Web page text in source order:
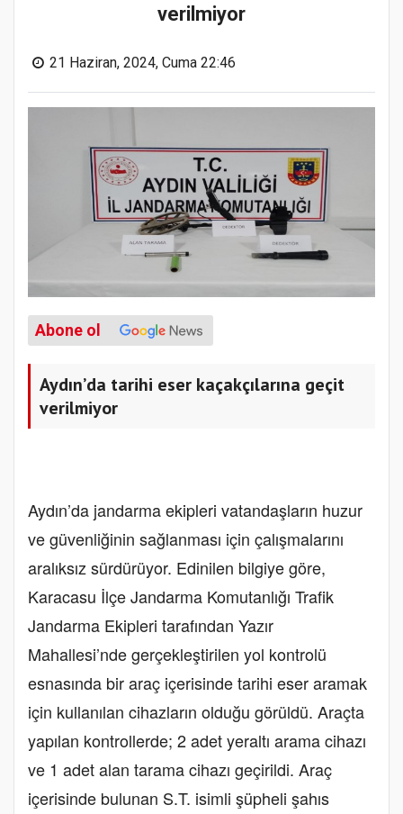
verilmiyor
21 Haziran, 2024, Cuma 22:46
Abone ol
Aydın’da tarihi eser kaçakçılarına geçit
verilmiyor
Aydın’da jandarma ekipleri vatandaşların huzur
ve güvenliğinin sağlanması için çalışmalarını
aralıksız sürdürüyor. Edinilen bilgiye göre,
Karacasu İlçe Jandarma Komutanlığı Trafik
Jandarma Ekipleri tarafından Yazır
Mahallesi’nde gerçekleştirilen yol kontrolü
esnasında bir araç içerisinde tarihi eser aramak
için kullanılan cihazların olduğu görüldü. Araçta
yapılan kontrollerde; 2 adet yeraltı arama cihazı
ve 1 adet alan tarama cihazı geçirildi. Araç
içerisinde bulunan S.T. isimli şüpheli şahıs